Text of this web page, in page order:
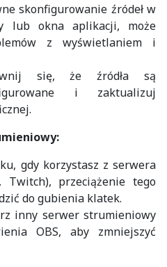
skonfigurowanie źródeł w
lub okna aplikacji, może
z wyświetlaniem i
się, że źródła są
i zaktualizuj
gdy korzystasz z serwera
Twitch), przeciążenie tego
do gubienia klatek.
inny serwer strumieniowy
OBS, aby zmniejszyć